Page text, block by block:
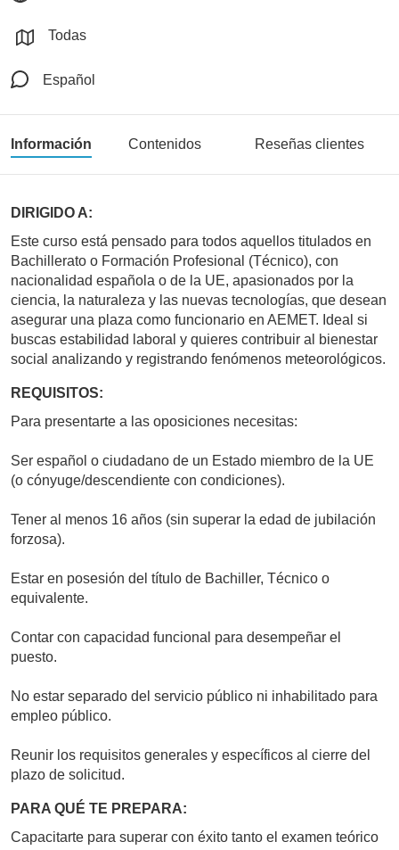
Todas
Español
Información Contenidos Reseñas clientes
DIRIGIDO A:
Este curso está pensado para todos aquellos titulados en
Bachillerato o Formación Profesional (Técnico), con
nacionalidad española o de la UE, apasionados por la
ciencia, la naturaleza y las nuevas tecnologías, que desean
asegurar una plaza como funcionario en AEMET. Ideal si
buscas estabilidad laboral y quieres contribuir al bienestar
social analizando y registrando fenómenos meteorológicos.
REQUISITOS:
Para presentarte a las oposiciones necesitas:
Ser español o ciudadano de un Estado miembro de la UE
(o cónyuge/descendiente con condiciones).
Tener al menos 16 años (sin superar la edad de jubilación
forzosa).
Estar en posesión del título de Bachiller, Técnico o
equivalente.
Contar con capacidad funcional para desempeñar el
puesto.
No estar separado del servicio público ni inhabilitado para
empleo público.
Reunir los requisitos generales y específicos al cierre del
plazo de solicitud.
PARA QUÉ TE PREPARA:
Capacitarte para superar con éxito tanto el examen teórico